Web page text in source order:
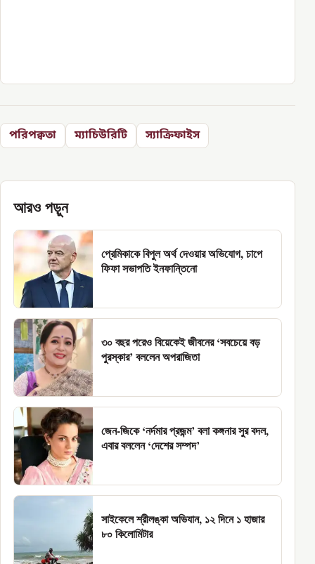
পরিপক্বতা ম্যাচিউরিটি স্যাক্রিফাইস
আরও পড়ুন
প্রেমিকাকে বিপুল অর্থ দেওয়ার অভিযোগ, চাপে
ফিফা সভাপতি ইনফান্তিনো
৩০ বছর পরেও বিয়েকেই জীবনের ‘সবচেয়ে বড়
পুরস্কার’ বললেন অপরাজিতা
জেন-জিকে ‘নর্দমার প্রজন্ম’ বলা কঙ্গনার সুর বদল,
এবার বললেন ‘দেশের সম্পদ’
সাইকেলে শ্রীলঙ্কা অভিযান, ১২ দিনে ১ হাজার
৮০ কিলোমিটার